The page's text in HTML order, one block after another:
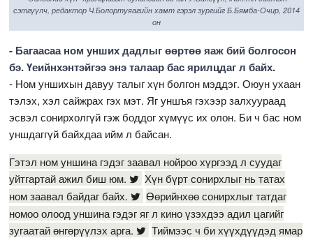
сэтгүүлч, редактор Ч.Болортуяагийн хамт гэрэл зургийг Б.Бямба-Очир, 2014
он
- Багаасаа ном унших дадлыг өөртөө яаж бий болгосон
бэ. Үеийнхэнтэйгээ энэ талаар бас ярилцдаг л байх.
- Ном уншихын давуу талыг хүн болгон мэддэг. Оюун ухаан
тэлэх, хэл сайжрах гэх мэт. Яг уншъя гэхээр залхуураад
эсвэл сонирхолгүй гэж боддог хүмүүс их олон. Би ч бас ном
уншдаггүй байхдаа ийм л байсан.
Гэтэл ном уншина гэдэг заавал нойроо хүргээд л суудаг
уйтгартай ажил биш юм.
Хүн бүрт сонирхлыг нь татах
ном заавал байдаг байх.
Өөрийнхөө сонирхлыг татдаг
номоо олоод уншина гэдэг яг л кино үзэхдээ адил цагийг
зугаатай өнгөрүүлэх арга.
Тиймээс ч би хүүхдүүдэд ямар